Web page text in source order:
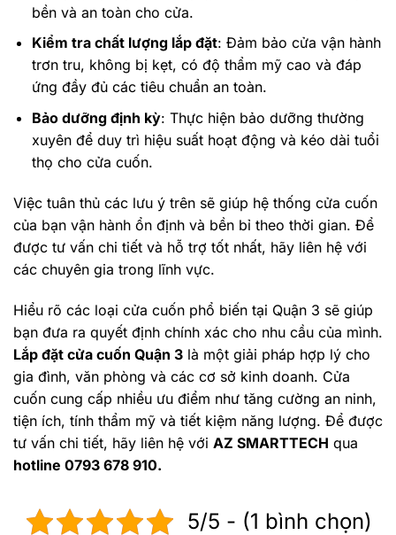
bền và an toàn cho cửa.
Kiểm tra chất lượng lắp đặt: Đảm bảo cửa vận hành
trơn tru, không bị kẹt, có độ thẩm mỹ cao và đáp
ứng đầy đủ các tiêu chuẩn an toàn.
Bảo dưỡng định kỳ: Thực hiện bảo dưỡng thường
xuyên để duy trì hiệu suất hoạt động và kéo dài tuổi
thọ cho cửa cuốn.
Việc tuân thủ các lưu ý trên sẽ giúp hệ thống cửa cuốn
của bạn vận hành ổn định và bền bỉ theo thời gian. Để
được tư vấn chi tiết và hỗ trợ tốt nhất, hãy liên hệ với
các chuyên gia trong lĩnh vực.
Hiểu rõ các loại cửa cuốn phổ biến tại Quận 3 sẽ giúp
bạn đưa ra quyết định chính xác cho nhu cầu của mình.
Lắp đặt cửa cuốn Quận 3 là một giải pháp hợp lý cho
gia đình, văn phòng và các cơ sở kinh doanh. Cửa
cuốn cung cấp nhiều ưu điểm như tăng cường an ninh,
tiện ích, tính thẩm mỹ và tiết kiệm năng lượng. Để được
tư vấn chi tiết, hãy liên hệ với AZ SMARTTECH qua
hotline 0793 678 910.
5/5 - (1 bình chọn)